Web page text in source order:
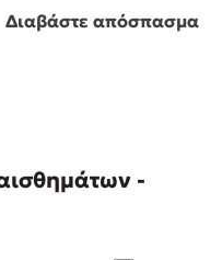
σου
Διαβάστε απόσπασμα
-